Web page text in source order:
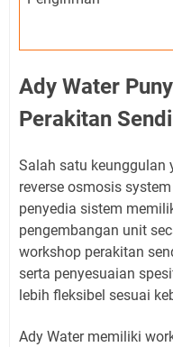
Ady Water
Perakitan
Salah satu keunggulan
reverse osmosis
penyedia sistem
pengembangan unit
workshop perakitan
serta penyesuaian
lebih fleksibel sesuai
Ady Water memiliki